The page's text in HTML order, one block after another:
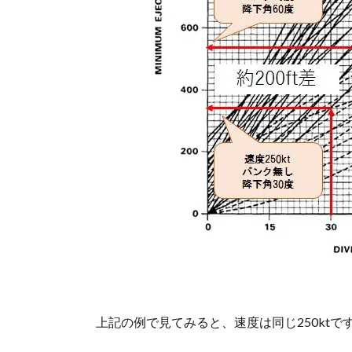
上記の例で見てみると、速度は同じ250ktで